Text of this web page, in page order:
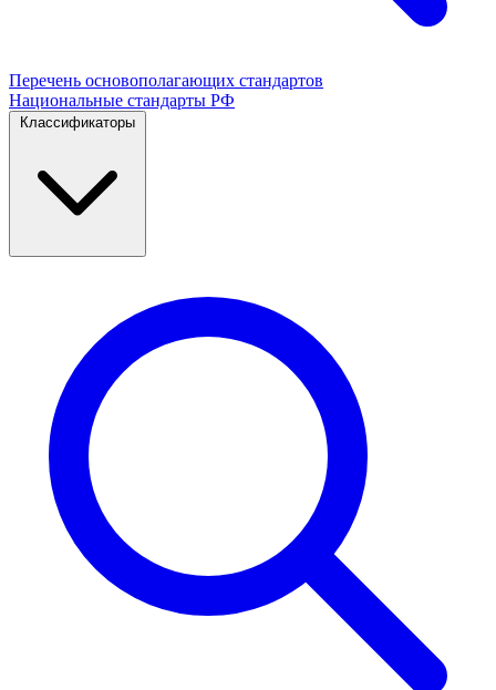
Перечень основополагающих стандартов
Национальные стандарты РФ
Классификаторы